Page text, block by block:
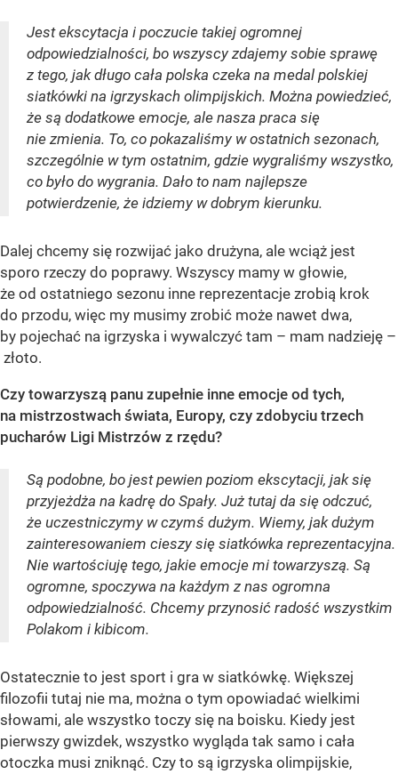
Jest ekscytacja i poczucie takiej ogromnej
odpowiedzialności, bo wszyscy zdajemy sobie sprawę
z tego, jak długo cała polska czeka na medal polskiej
siatkówki na igrzyskach olimpijskich. Można powiedzieć,
że są dodatkowe emocje, ale nasza praca się
nie zmienia. To, co pokazaliśmy w ostatnich sezonach,
szczególnie w tym ostatnim, gdzie wygraliśmy wszystko,
co było do wygrania. Dało to nam najlepsze
potwierdzenie, że idziemy w dobrym kierunku.
Dalej chcemy się rozwijać jako drużyna, ale wciąż jest
sporo rzeczy do poprawy. Wszyscy mamy w głowie,
że od ostatniego sezonu inne reprezentacje zrobią krok
do przodu, więc my musimy zrobić może nawet dwa,
by pojechać na igrzyska i wywalczyć tam – mam nadzieję –
złoto.
Czy towarzyszą panu zupełnie inne emocje od tych,
na mistrzostwach świata, Europy, czy zdobyciu trzech
pucharów Ligi Mistrzów z rzędu?
Są podobne, bo jest pewien poziom ekscytacji, jak się
przyjeżdża na kadrę do Spały. Już tutaj da się odczuć,
że uczestniczymy w czymś dużym. Wiemy, jak dużym
zainteresowaniem cieszy się siatkówka reprezentacyjna.
Nie wartościuję tego, jakie emocje mi towarzyszą. Są
ogromne, spoczywa na każdym z nas ogromna
odpowiedzialność. Chcemy przynosić radość wszystkim
Polakom i kibicom.
Ostatecznie to jest sport i gra w siatkówkę. Większej
filozofii tutaj nie ma, można o tym opowiadać wielkimi
słowami, ale wszystko toczy się na boisku. Kiedy jest
pierwszy gwizdek, wszystko wygląda tak samo i cała
otoczka musi zniknąć. Czy to są igrzyska olimpijskie,